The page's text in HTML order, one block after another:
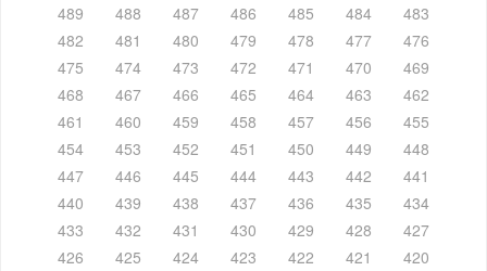
489
488 487 486 485 484
483
482
481 480 479 478 477
476
475
474 473 472 471 470
469
468
467 466 465 464 463
462
461
460 459 458 457 456
455
454
453 452 451 450 449
448
447
446 445 444 443 442
441
440
439 438 437 436 435
434
433
432 431 430 429 428
427
426
425 424 423 422 421
420